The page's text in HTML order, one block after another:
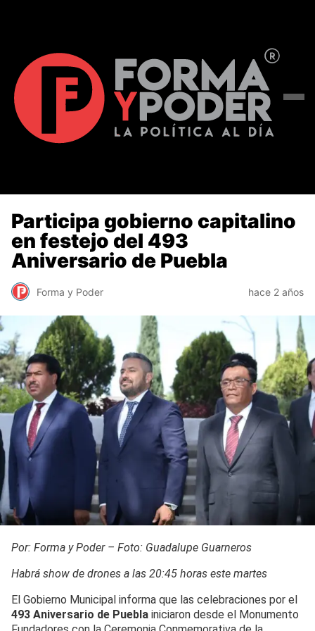
Participa gobierno capitalino
en festejo del 493
Aniversario de Puebla
Forma y Poder hace 2 años
Por: Forma y Poder – Foto: Guadalupe Guarneros
Habrá show de drones a las 20:45 horas este martes
El Gobierno Municipal informa que las celebraciones por el
493 Aniversario de Puebla iniciaron desde el Monumento